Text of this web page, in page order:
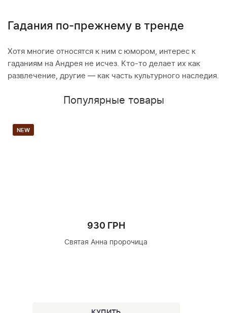
Гадания по-прежнему в тренде
Хотя многие относятся к ним с юмором, интерес к
гаданиям на Андрея не исчез. Кто-то делает их как
развлечение, другие — как часть культурного наследия.
Популярные товары
NEW
930 ГРН